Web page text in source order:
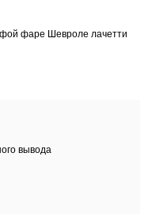
фаре Шевроле лачетти
вывода